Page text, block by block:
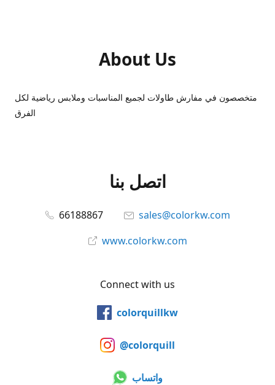
About Us
متخصصون في مفارش طاولات لجميع المناسبات وملابس رياضية لكل
الفرق
اتصل بنا
66188867
sales@colorkw.com
www.colorkw.com
Connect with us
colorquillkw
@colorquill
واتساب